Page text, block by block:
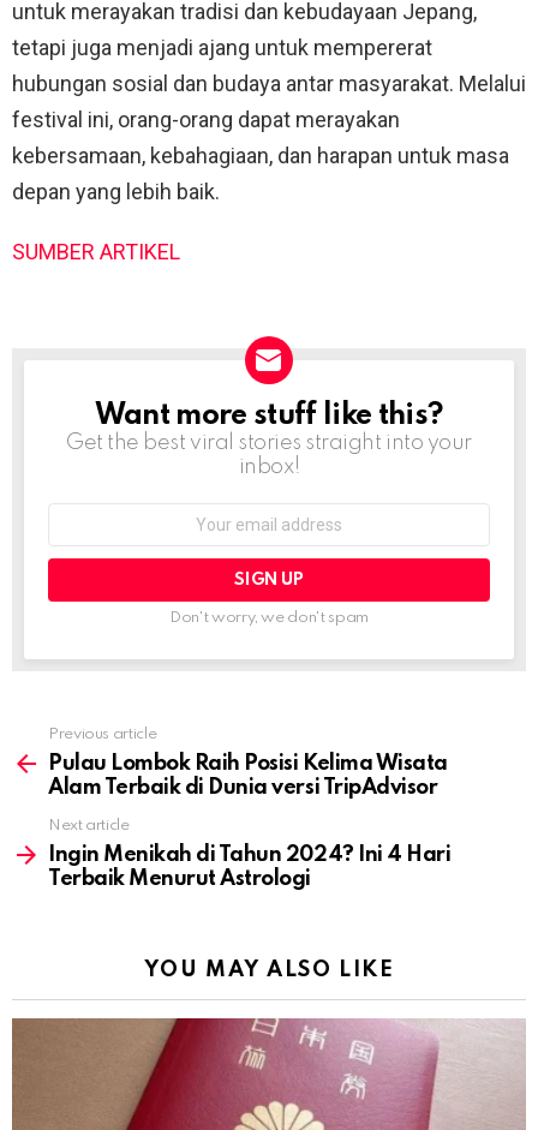
untuk merayakan tradisi dan kebudayaan Jepang,
tetapi juga menjadi ajang untuk mempererat
hubungan sosial dan budaya antar masyarakat. Melalui
festival ini, orang-orang dapat merayakan
kebersamaan, kebahagiaan, dan harapan untuk masa
depan yang lebih baik.
SUMBER ARTIKEL
NEWSLETTER
Want more stuff like this?
Get the best viral stories straight into your
inbox!
Don't worry, we don't spam
more
Previous article
Pulau Lombok Raih Posisi Kelima Wisata
Alam Terbaik di Dunia versi TripAdvisor
Next article
Ingin Menikah di Tahun 2024? Ini 4 Hari
Terbaik Menurut Astrologi
YOU MAY ALSO LIKE